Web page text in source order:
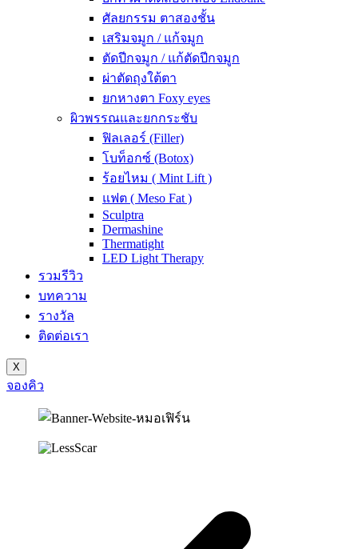
ศัลยกรรม ตาสองชั้น
เสริมจมูก / แก้จมูก
ตัดปีกจมูก / แก้ตัดปีกจมูก
ผ่าตัดถุงใต้ตา
ยกหางตา Foxy eyes
ผิวพรรณและยกกระชับ
ฟิลเลอร์ (Filler)
โบท็อกซ์ (Botox)
ร้อยไหม ( Mint Lift )
แฟต ( Meso Fat )
Sculptra
Dermashine
Thermatight
LED Light Therapy
รวมรีวิว
บทความ
รางวัล
ติดต่อเรา
X
จองคิว